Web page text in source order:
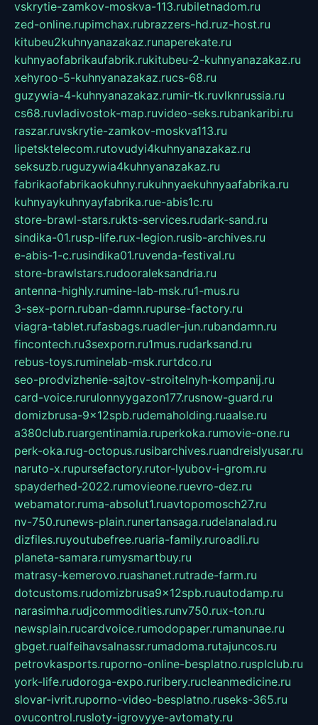
vskrytie-zamkov-moskva-113.rubiletnadom.ru
zed-online.rupimchax.rubrazzers-hd.ruz-host.ru
kitubeu2kuhnyanazakaz.runaperekate.ru
kuhnyaofabrikaufabrik.rukitubeu-2-kuhnyanazakaz.ru
xehyroo-5-kuhnyanazakaz.rucs-68.ru
guzywia-4-kuhnyanazakaz.rumir-tk.ruvlknrussia.ru
cs68.ruvladivostok-map.ruvideo-seks.rubankaribi.ru
raszar.ruvskrytie-zamkov-moskva113.ru
lipetsktelecom.rutovudyi4kuhnyanazakaz.ru
seksuzb.ruguzywia4kuhnyanazakaz.ru
fabrikaofabrikaokuhny.rukuhnyaekuhnyaafabrika.ru
kuhnyaykuhnyayfabrika.rue-abis1c.ru
store-brawl-stars.rukts-services.rudark-sand.ru
sindika-01.rusp-life.rux-legion.rusib-archives.ru
e-abis-1-c.rusindika01.ruvenda-festival.ru
store-brawlstars.rudooraleksandria.ru
antenna-highly.rumine-lab-msk.ru1-mus.ru
3-sex-porn.ruban-damn.rupurse-factory.ru
viagra-tablet.rufasbags.ruadler-jun.rubandamn.ru
fincontech.ru3sexporn.ru1mus.rudarksand.ru
rebus-toys.ruminelab-msk.rurtdco.ru
seo-prodvizhenie-sajtov-stroitelnyh-kompanij.ru
card-voice.rurulonnyygazon177.rusnow-guard.ru
domizbrusa-9x12spb.rudemaholding.ruaalse.ru
a380club.ruargentinamia.ruperkoka.rumovie-one.ru
perk-oka.rug-octopus.rusibarchives.ruandreislyusar.ru
naruto-x.rupursefactory.rutor-lyubov-i-grom.ru
spayderhed-2022.rumovieone.ruevro-dez.ru
webamator.ruma-absolut1.ruavtopomosch27.ru
nv-750.runews-plain.runertansaga.rudelanalad.ru
dizfiles.ruyoutubefree.ruaria-family.ruroadli.ru
planeta-samara.rumysmartbuy.ru
matrasy-kemerovo.ruashanet.rutrade-farm.ru
dotcustoms.rudomizbrusa9x12spb.ruautodamp.ru
narasimha.rudjcommodities.runv750.rux-ton.ru
newsplain.rucardvoice.rumodopaper.rumanunae.ru
gbget.rualfeihavsalnassr.rumadoma.rutajuncos.ru
petrovkasports.ruporno-online-besplatno.rusplclub.ru
york-life.rudoroga-expo.ruribery.rucleanmedicine.ru
slovar-ivrit.ruporno-video-besplatno.ruseks-365.ru
ovucontrol.rusloty-igrovyye-avtomaty.ru